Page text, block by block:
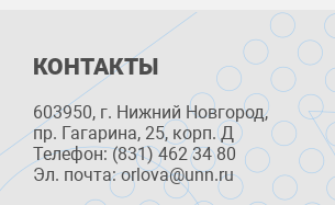
КОНТАКТЫ
603950, г. Нижний Новгород,
пр. Гагарина, 25, корп. Д
Телефон: (831) 462 34 80
Эл. почта: orlova@unn.ru